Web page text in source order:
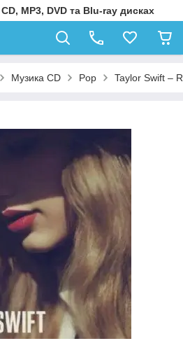
MP3, DVD та Blu-ray дисках
Музика CD Pop Taylor Swift –